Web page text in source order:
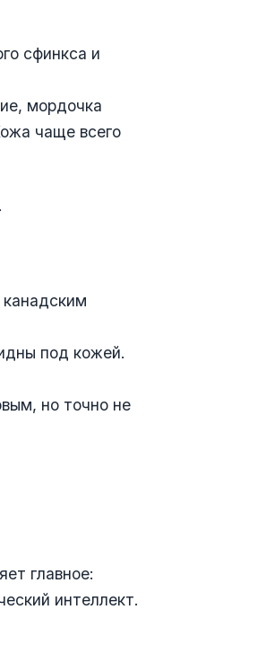
сфинкса и
мордочка
чаще всего
под кожей.
но точно не
главное:
интеллект.